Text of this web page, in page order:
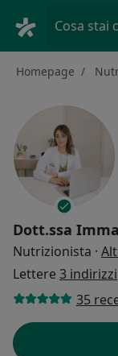
Cosa stai
Homepage
Dott.ssa
Nutrizionista ·
Lettere 3 indirizzi
35